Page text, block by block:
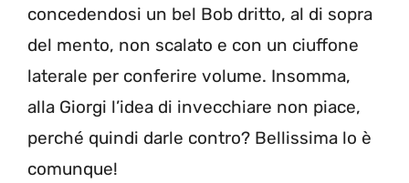
concedendosi un bel Bob dritto, al di sopra
del mento, non scalato e con un ciuffone
laterale per conferire volume. Insomma,
alla Giorgi l’idea di invecchiare non piace,
perché quindi darle contro? Bellissima lo è
comunque!